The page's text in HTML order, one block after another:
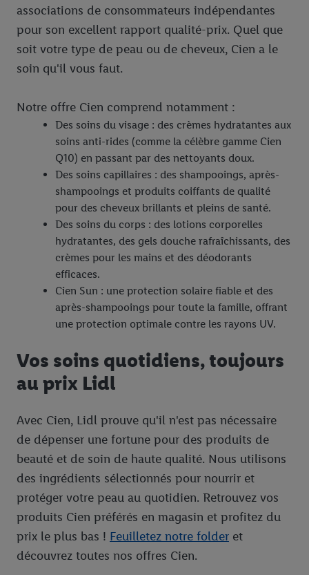
associations de consommateurs indépendantes
pour son excellent rapport qualité-prix. Quel que
soit votre type de peau ou de cheveux, Cien a le
soin qu'il vous faut.
Notre offre Cien comprend notamment :
Des soins du visage : des crèmes hydratantes aux
soins anti-rides (comme la célèbre gamme Cien
Q10) en passant par des nettoyants doux.
Des soins capillaires : des shampooings, après-
shampooings et produits coiffants de qualité
pour des cheveux brillants et pleins de santé.
Des soins du corps : des lotions corporelles
hydratantes, des gels douche rafraîchissants, des
crèmes pour les mains et des déodorants
efficaces.
Cien Sun : une protection solaire fiable et des
après-shampooings pour toute la famille, offrant
une protection optimale contre les rayons UV.
Vos soins quotidiens, toujours
au prix Lidl
Avec Cien, Lidl prouve qu'il n'est pas nécessaire
de dépenser une fortune pour des produits de
beauté et de soin de haute qualité. Nous utilisons
des ingrédients sélectionnés pour nourrir et
protéger votre peau au quotidien. Retrouvez vos
produits Cien préférés en magasin et profitez du
prix le plus bas ! Feuilletez notre folder et
découvrez toutes nos offres Cien.